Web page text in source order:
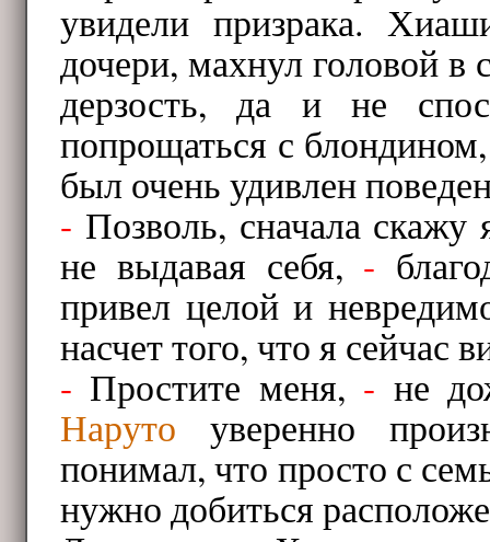
увидели призрака.
дочери, махнул головой в
дерзость, да и не
попрощаться с
был очень удивлен
- Позволь, сначала
не выдавая себя, -
привел целой и
насчет того, что я сейчас
- Простите меня, - не
Наруто уверенно
понимал, что просто с
нужно добиться